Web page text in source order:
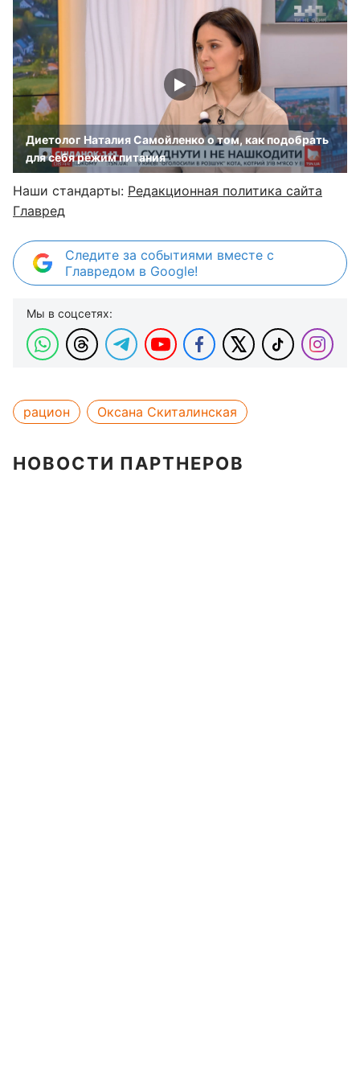
Диетолог Наталия Самойленко о том, как подобрать
для себя режим питания
Наши стандарты: Редакционная политика сайта
Главред
Следите за событиями вместе с
Главредом в Google!
Мы в соцсетях:
рацион Оксана Скиталинская
НОВОСТИ ПАРТНЕРОВ